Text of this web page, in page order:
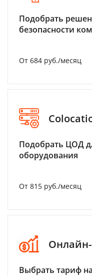
Подобрать
безопасности
От 684 руб./месяц
Подобрать ЦОД
оборудования
От 815 руб./месяц
Онлайн-
Выбрать тариф